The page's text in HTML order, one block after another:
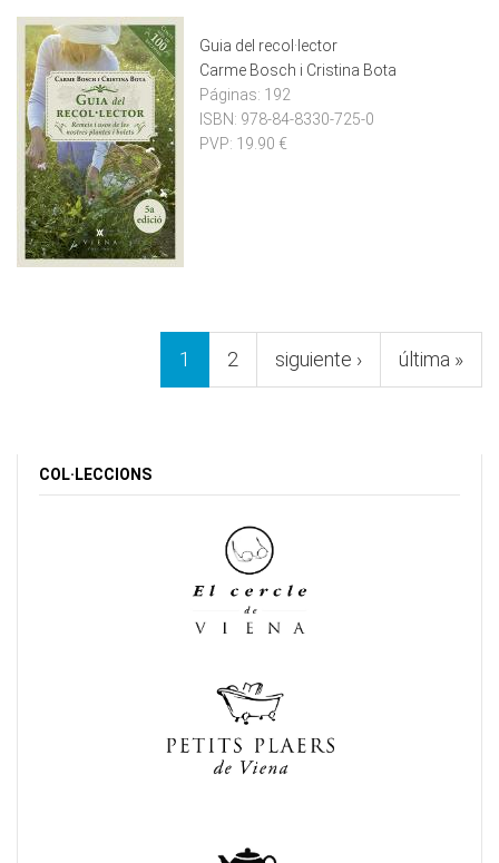
Guia del recol·lector
Carme Bosch i Cristina Bota
Páginas: 192
ISBN: 978-84-8330-725-0
PVP: 19.90 €
1 2 siguiente › última »
COL·LECCIONS